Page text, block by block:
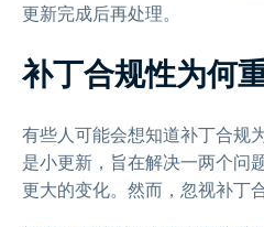
更新完成后再处理。
补丁合规性为何
有些人可能会想知道补丁合规
是小更新，旨在解决一两个问
更大的变化。然而，忽视补丁